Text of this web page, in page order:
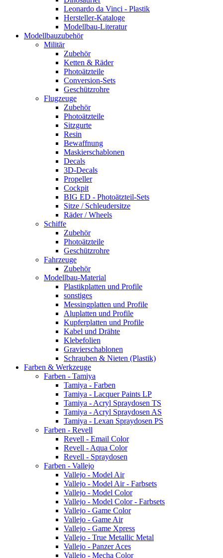
Leonardo da Vinci - Plastik
Hersteller-Kataloge
Modellbau-Literatur
Modellbauzubehör
Militär
Zubehör
Ketten & Räder
Photoätzteile
Conversion-Sets
Geschützrohre
Flugzeuge
Zubehör
Photoätzteile
Sitzgurte
Resin
Bewaffnung
Maskierschablonen
Decals
3D-Decals
Propeller
Cockpit
BIG ED - Photoätzteil-Sets
Sitze / Schleudersitze
Räder / Wheels
Schiffe
Zubehör
Photoätzteile
Geschützrohre
Fahrzeuge
Zubehör
Modellbau-Material
Plastikplatten und Profile
sonstiges
Messingplatten und Profile
Aluplatten und Profile
Kupferplatten und Profile
Kabel und Drähte
Klebefolien
Gravierschablonen
Schrauben & Nieten (Plastik)
Farben & Werkzeuge
Farben - Tamiya
Tamiya - Farben
Tamiya - Lacquer Paints LP
Tamiya - Acryl Spraydosen TS
Tamiya - Acryl Spraydosen AS
Tamiya - Lexan Spraydosen PS
Farben - Revell
Revell - Email Color
Revell - Aqua Color
Revell - Spraydosen
Farben - Vallejo
Vallejo - Model Air
Vallejo - Model Air - Farbsets
Vallejo - Model Color
Vallejo - Model Color - Farbsets
Vallejo - Game Color
Vallejo - Game Air
Vallejo - Game Xpress
Vallejo - True Metallic Metal
Vallejo - Panzer Aces
Vallejo - Mecha Color